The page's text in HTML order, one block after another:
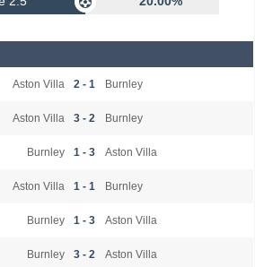
Aston Villa 2 - 1 Burnley
Aston Villa 3 - 2 Burnley
Burnley 1 - 3 Aston Villa
Aston Villa 1 - 1 Burnley
Burnley 1 - 3 Aston Villa
Burnley 3 - 2 Aston Villa